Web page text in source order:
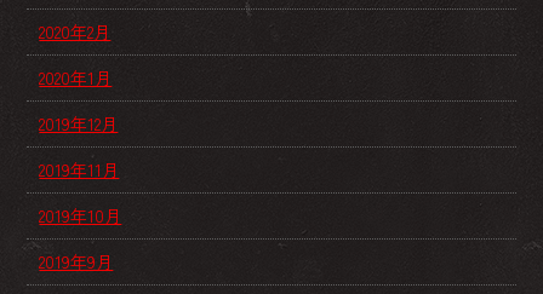
2020年2月
2020年1月
2019年12月
2019年11月
2019年10月
2019年9月